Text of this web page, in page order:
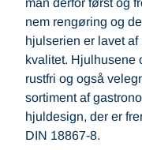
man derfor først og
nem rengøring og
hjulserien er lavet
kvalitet.
rustfri og også
sortiment af
hjuldesign, der er
DIN 18867-8.